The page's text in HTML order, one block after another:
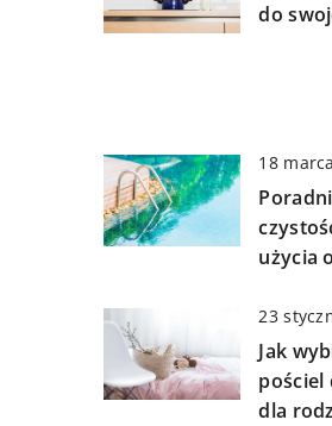
do
18
użycia
23
Jak
pościel
dla